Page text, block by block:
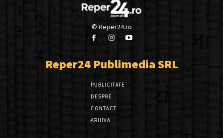
© Reper24.ro
Reper24 Publimedia SRL
PUBLICITATE
DESPRE
CONTACT
ARHIVA